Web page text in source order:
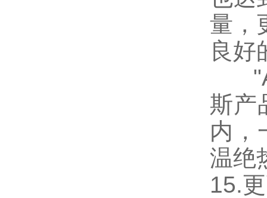
量，
良好
斯产
内，
温绝
15.